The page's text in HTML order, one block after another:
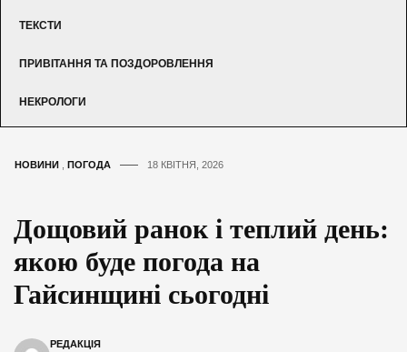
ТЕКСТИ
ПРИВІТАННЯ ТА ПОЗДОРОВЛЕННЯ
НЕКРОЛОГИ
НОВИНИ ПОГОДА 18 КВІТНЯ, 2026
Дощовий ранок і теплий день:
якою буде погода на
Гайсинщині сьогодні
РЕДАКЦІЯ